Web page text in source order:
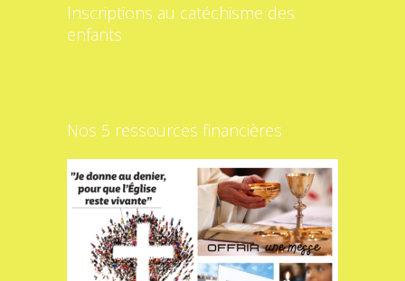
Inscriptions au catéchisme des
enfants
Nos 5 ressources financières